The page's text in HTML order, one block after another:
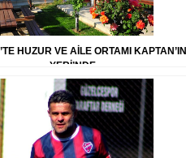
HUZUR VE AİLE ORTAMI KAPTAN’IN
YERİ’NDE